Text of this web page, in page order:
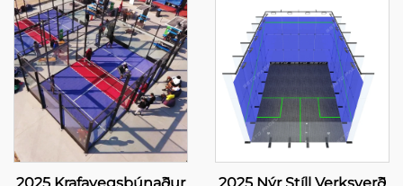
Classic Padel svæði
Framtíðarátt fréttir fyrir
Padel menningarfélag
001-2
padel tenis padel svæði
2024 Frábær design
útarbeiðsla
Panoramavís padel
svæði 003